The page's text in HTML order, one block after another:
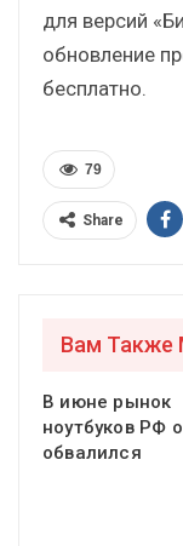
для версий
обновление
бесплатно.
79
Share
Вам Также
В июне рынок
ноутбуков РФ
обвалился